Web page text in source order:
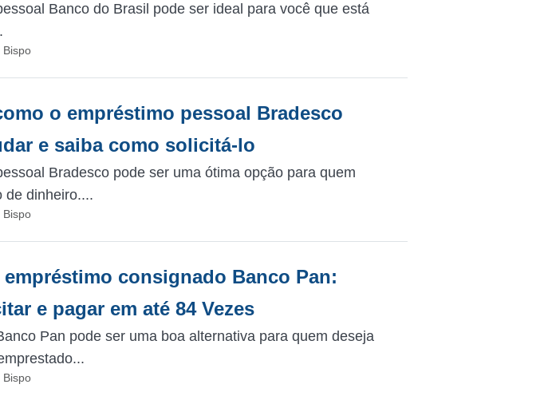
Banco do Brasil pode ser ideal para você que está
Bispo
o empréstimo pessoal Bradesco
e saiba como solicitá-lo
Bradesco pode ser uma ótima opção para quem
de dinheiro....
Bispo
empréstimo consignado Banco Pan:
e pagar em até 84 Vezes
Pan pode ser uma boa alternativa para quem deseja
Bispo